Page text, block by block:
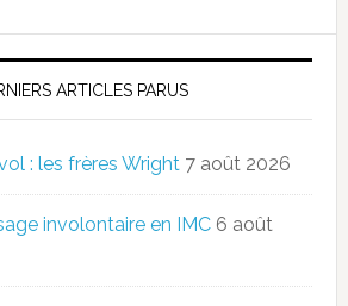
ARTICLES PARUS
: les frères Wright 7 août 2026
involontaire en IMC 6 août